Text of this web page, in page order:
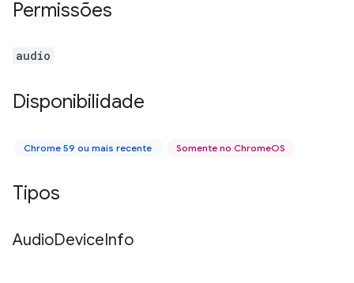
Permissões
audio
Disponibilidade
Chrome 59 ou mais recente Somente no ChromeOS
Tipos
AudioDeviceInfo